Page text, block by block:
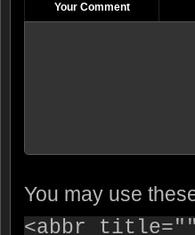
Your Comment
You may use
<abbr